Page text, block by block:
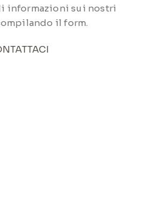
informazioni sui nostri
il form.